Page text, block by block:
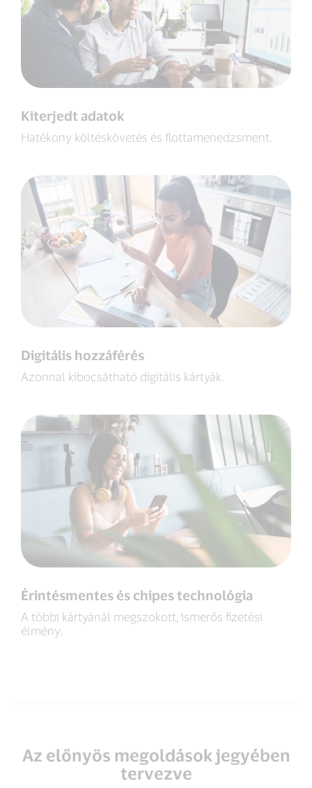
Kiterjedt adatok
Hatékony költéskövetés és flottamenedzsment.
Digitális hozzáférés
Azonnal kibocsátható digitális kártyák.
Érintésmentes és chipes technológia
A többi kártyánál megszokott, ismerős fizetési
élmény.
Az előnyös megoldások jegyében
tervezve